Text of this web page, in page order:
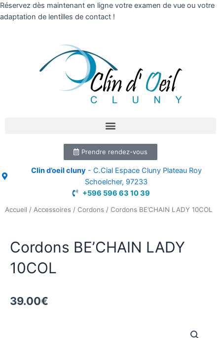
Réservez dès maintenant en ligne votre examen de vue ou votre
adaptation de lentilles de contact !
Prendre rendez-vous
Clin d’oeil cluny- C.Cial Espace Cluny Plateau Roy
Schoelcher, 97233
+596 596 63 10 39
Accueil / Accessoires / Cordons / Cordons BE’CHAIN LADY 10COL
Cordons BE’CHAIN LADY
10COL
39.00€